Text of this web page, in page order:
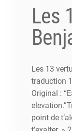
Les
Les 13
traduction
Original :
point de